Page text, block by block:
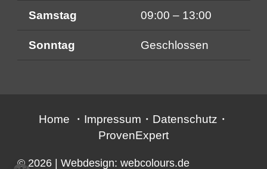
Samstag 09:00 – 13:00
Sonntag Geschlossen
Home ・ Impressum ・ Datenschutz ・
ProvenExpert
© 2026 | Webdesign: webcolours.de